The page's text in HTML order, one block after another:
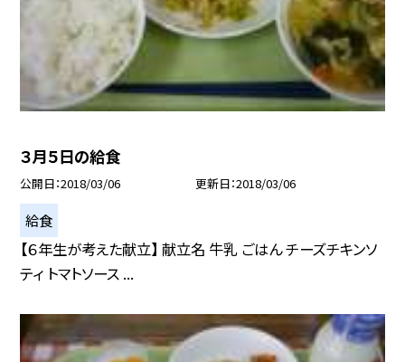
３月５日の給食
公開日 2018/03/06 更新日 2018/03/06
給食
【６年生が考えた献立】 献立名 牛乳 ごはん チーズチキンソ
ティ トマトソース ...